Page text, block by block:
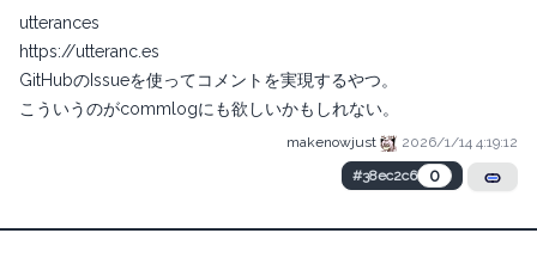
utterances
https://utteranc.es
GitHubのIssueを使ってコメントを実現するやつ。
こういうのがcommlogにも欲しいかもしれない。
makenowjust
2026/1/14 4:19:12
#38ec2c6
0